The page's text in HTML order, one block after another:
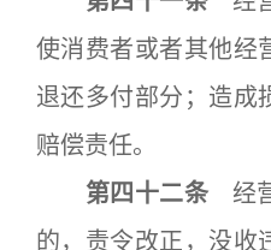
使消费者或者其他经
退还多付部分；造成
赔偿责任。
第四十二条 经
的，责令改正，没收